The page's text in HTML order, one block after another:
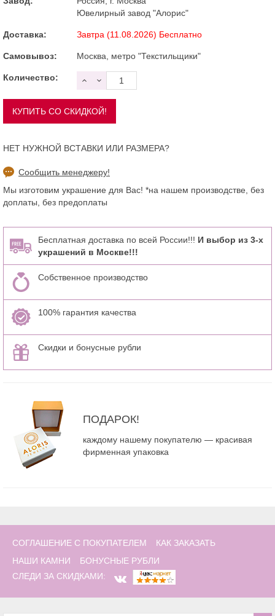
Ювелирный завод "Алорис"
Доставка: Завтра (11.08.2026) Бесплатно
Самовывоз: Москва, метро "Текстильщики"
Количество:
НЕТ НУЖНОЙ ВСТАВКИ ИЛИ РАЗМЕРА?
Сообщить менеджеру!
Мы изготовим украшение для Вас! *на нашем производстве, без
доплаты, без предоплаты
Бесплатная доставка по всей России!!! И выбор из 3-х
украшений в Москве!!!
Собственное производство
100% гарантия качества
Скидки и бонусные рубли
ПОДАРОК!
каждому нашему покупателю — красивая
фирменная упаковка
СОГЛАШЕНИЕ С ПОКУПАТЕЛЕМ
КАК ЗАКАЗАТЬ
НАШИ КАМНИ
БОНУСНЫЕ РУБЛИ
СЛЕДИ ЗА СКИДКАМИ: